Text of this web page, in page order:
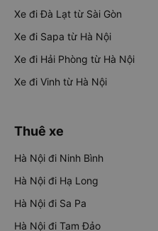
Xe đi Đà Lạt từ Sài Gòn
Xe đi Sapa từ Hà Nội
Xe đi Hải Phòng từ Hà Nội
Xe đi Vinh từ Hà Nội
Thuê xe
Hà Nội đi Ninh Bình
Hà Nội đi Hạ Long
Hà Nội đi Sa Pa
Hà Nội đi Tam Đảo